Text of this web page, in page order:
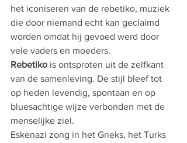
het iconiseren van de rebetiko, muziek
die door niemand echt kan geclaimd
worden omdat hij gevoed werd door
vele vaders en moeders.
Rebetiko is ontsproten uit de zelfkant
van de samenleving. De stijl bleef tot
op heden levendig, spontaan en op
bluesachtige wijze verbonden met de
menselijke ziel.
Eskenazi zong in het Grieks, het Turks